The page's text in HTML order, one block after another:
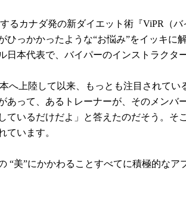
るカナダ発の新ダイエット術『ViPR
ひっかかったような“お悩み”をイッキ
日本代表で、バイパーのインストラク
へ上陸して以来、もっとも注目されてい
あって、あるトレーナーが、そのメン
いるだけだよ」と答えたのだそう。
ています。
“美”にかかわることすべてに積極的な